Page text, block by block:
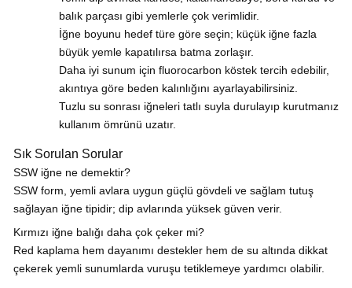
balık parçası gibi yemlerle çok verimlidir.
İğne boyunu hedef türe göre seçin; küçük iğne fazla
büyük yemle kapatılırsa batma zorlaşır.
Daha iyi sunum için fluorocarbon köstek tercih edebilir,
akıntıya göre beden kalınlığını ayarlayabilirsiniz.
Tuzlu su sonrası iğneleri tatlı suyla durulayıp kurutmanız
kullanım ömrünü uzatır.
Sık Sorulan Sorular
SSW iğne ne demektir?
SSW form, yemli avlara uygun güçlü gövdeli ve sağlam tutuş
sağlayan iğne tipidir; dip avlarında yüksek güven verir.
Kırmızı iğne balığı daha çok çeker mi?
Red kaplama hem dayanımı destekler hem de su altında dikkat
çekerek yemli sunumlarda vuruşu tetiklemeye yardımcı olabilir.